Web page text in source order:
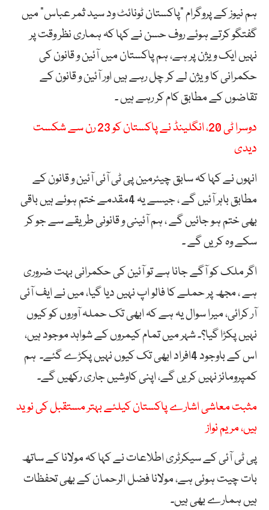
ہم نیوز کے پروگرام ”پاکستان ٹونائٹ ود سید ثمر عباس” میں
گفتگو کرتے ہوئے روف حسن نے کہا کہ ہماری نظر وقت پر
نہیں ایک ویژن پر ہے، ہم پاکستان میں آئین و قانون کی
حکمرانی کا ویژن لے کر چل رہے ہیں اور آئین و قانون کے
تقاضوں کے مطابق کام کر رہے ہیں ۔
دوسرا ٹی 20، انگلینڈ نے پاکستان کو 23 رن سے شکست
دیدی
انہوں نے کہا کہ سابق چیئرمین پی ٹی آئی آئین و قانون کے
مطابق باہر آئیں گے ، جیسے یہ 4مقدمے ختم ہوئے ہیں باقی
بھی ختم ہو جائیں گے ، ہم آئینی و قانونی طریقے سے جو کر
سکے وہ کریں گے ۔
اگر ملک کو آگے جانا ہے تو آئین کی حکمرانی بہت ضروری
ہے ، مجھ پر حملے کا فالو اپ نہیں دیا گیا، میں نے ایف آئی
آر کرائی، میرا سوال یہ ہے کہ ابھی تک حملہ آوروں کو کیوں
نہیں پکڑا گیا؟۔ شہر میں تمام کیمروں کے شواہد موجود ہیں،
اس کے باوجود 4افراد ابھی تک کیوں نہیں پکڑے گئے۔ ہم
کمپرومائز نہیں کریں گے، اپنی کاوشیں جاری رکھیں گے۔
مثبت معاشی اشارے پاکستان کیلئے بہتر مستقبل کی نوید
ہیں، مریم نواز
پی ٹی آئی کے سیکرٹری اطلاعات نے کہا کہ مولانا کے ساتھ
بات چیت ہوئی ہے، مولانا فضل الرحمان کے بھی تحفظات
ہیں ہمارے بھی ہیں۔